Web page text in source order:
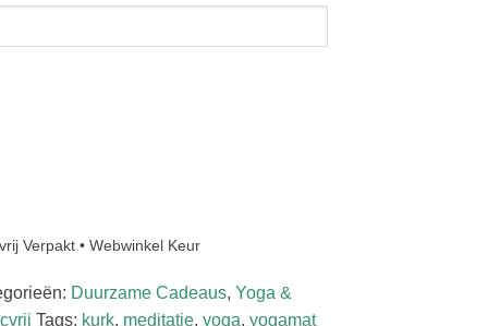
Verpakt • Webwinkel Keur
Duurzame Cadeaus, Yoga &
Tags: kurk, meditatie, yoga, yogamat